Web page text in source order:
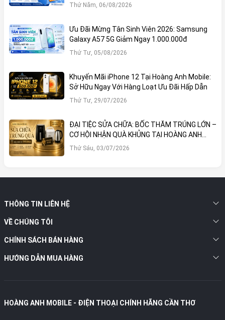
Thứ Năm, 06/08/2026
Ưu Đãi Mừng Tân Sinh Viên 2026: Samsung
Galaxy A57 5G Giảm Ngay 1.000.000đ
Thứ Tư, 05/08/2026
Khuyến Mãi iPhone 12 Tại Hoàng Anh Mobile:
Sở Hữu Ngay Với Hàng Loạt Ưu Đãi Hấp Dẫn
Thứ Tư, 29/07/2026
ĐẠI TIỆC SỬA CHỮA: BỐC THĂM TRÚNG LỚN –
CƠ HỘI NHẬN QUÀ KHỦNG TẠI HOÀNG ANH
MOBILE
Thứ Sáu, 03/07/2026
THÔNG TIN LIÊN HỆ
VỀ CHÚNG TÔI
CHÍNH SÁCH BÁN HÀNG
HƯỚNG DẪN MUA HÀNG
HOÀNG ANH MOBILE - ĐIỆN THOẠI CHÍNH HÃNG CẦN THƠ